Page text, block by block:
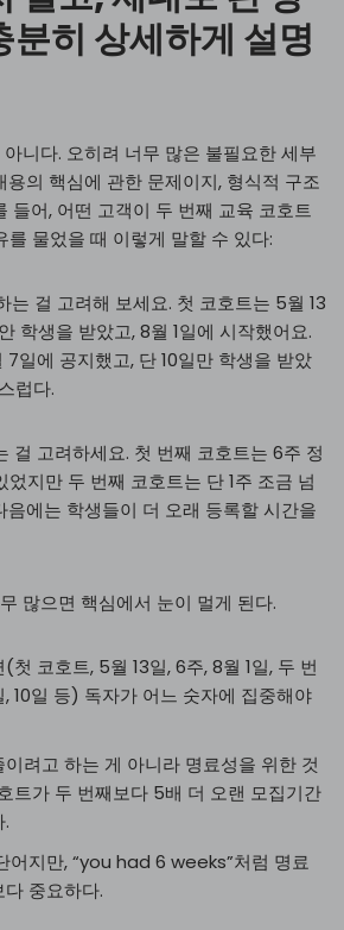
분히 상세하게 설명
니다. 오히려 너무 많은 불필요한 세부
용의 핵심에 관한 문제이지, 형식적 구조
들어, 어떤 고객이 두 번째 교육 코호트
를 물었을 때 이렇게 말할 수 있다:
는 걸 고려해 보세요. 첫 코호트는 5월 13
학생을 받았고, 8월 1일에 시작했어요.
7일에 공지했고, 단 10일만 학생을 받았
럽다.
걸 고려하세요. 첫 번째 코호트는 6주 정
지만 두 번째 코호트는 단 1주 조금 넘
음에는 학생들이 더 오래 등록할 시간을
많으면 핵심에서 눈이 멀게 된다.
첫 코호트, 5월 13일, 6주, 8월 1일, 두 번
, 10일 등) 독자가 어느 숫자에 집중해야
려고 하는 게 아니라 명료성을 위한 것
트가 두 번째보다 5배 더 오랜 모집기간
어지만, “you had 6 weeks”처럼 명료
중요하다.